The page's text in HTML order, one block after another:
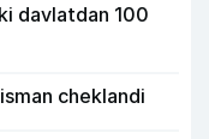
davlatdan 100
cheklandi